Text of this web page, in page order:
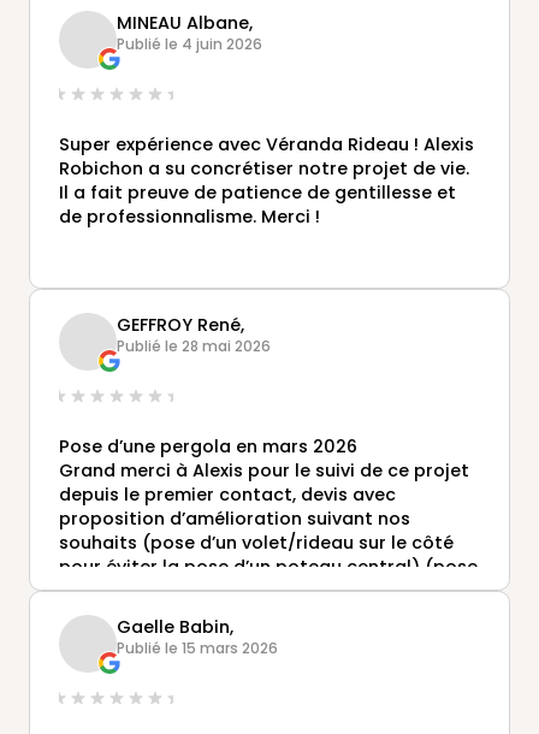
poseurs…) qui sont intervenus dans ce projet.
Véranda de très belle qualité et finition
parfaite 🥰
MINEAU Albane,
Publié le 4 juin 2026
Super expérience avec Véranda Rideau ! Alexis
Robichon a su concrétiser notre projet de vie.
Il a fait preuve de patience de gentillesse et
de professionnalisme. Merci !
GEFFROY René,
Publié le 28 mai 2026
Pose d’une pergola en mars 2026
Grand merci à Alexis pour le suivi de ce projet
depuis le premier contact, devis avec
proposition d’amélioration suivant nos
souhaits (pose d’un volet/rideau sur le côté
pour éviter la pose d’un poteau central) (pose
d’une baie vitrée coulissante sur côté ouest
pour protection vent et pluie) respect des
délais de conception et de pose, équipe de
poseurs très professionnelle avec respect des
lieux
Entreprise que je recommande sans aucun
Gaelle Babin,
Publié le 15 mars 2026